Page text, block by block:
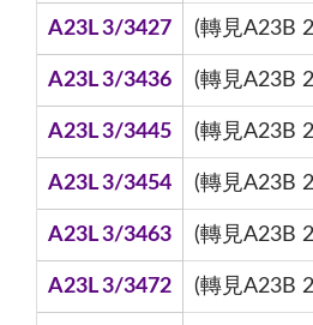
A23L 3/3427 (轉見A23B
A23L 3/3436 (轉見A23B
A23L 3/3445 (轉見A23B
A23L 3/3454 (轉見A23B
A23L 3/3463 (轉見A23B
A23L 3/3472 (轉見A23B